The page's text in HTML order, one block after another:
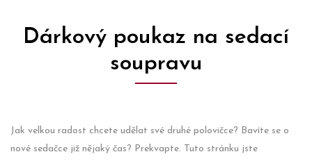
Dárkový poukaz na sedací
soupravu
Jak velkou radost chcete udělat své druhé polovičce? Bavíte se o
nové sedačce již nějaký čas? Prekvapte. Tuto stránku jste